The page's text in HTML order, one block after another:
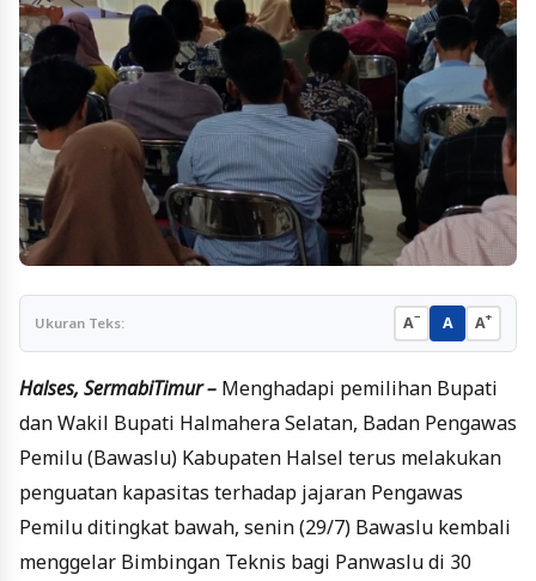
Ukuran Teks: A− A A+
Halses, SermabiTimur – Menghadapi pemilihan Bupati
dan Wakil Bupati Halmahera Selatan, Badan Pengawas
Pemilu (Bawaslu) Kabupaten Halsel terus melakukan
penguatan kapasitas terhadap jajaran Pengawas
Pemilu ditingkat bawah, senin (29/7) Bawaslu kembali
menggelar Bimbingan Teknis bagi Panwaslu di 30